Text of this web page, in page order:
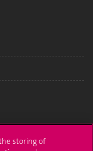
the storing of